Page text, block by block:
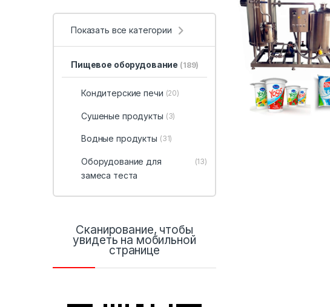
Показать все категории
Пищевое оборудование (189)
Кондитерские печи (20)
Сушеные продукты (3)
Водные продукты (31)
Оборудование для
замеса теста
(13)
Сканирование, чтобы
увидеть на мобильной
странице